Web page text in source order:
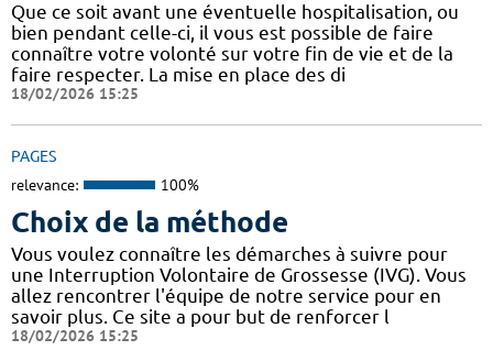
Que ce soit avant une éventuelle hospitalisation, ou
bien pendant celle-ci, il vous est possible de faire
connaître votre volonté sur votre fin de vie et de la
faire respecter. La mise en place des di
18/02/2026 15:25
PAGES
relevance: 100%
Choix de la méthode
Vous voulez connaître les démarches à suivre pour
une Interruption Volontaire de Grossesse (IVG). Vous
allez rencontrer l'équipe de notre service pour en
savoir plus. Ce site a pour but de renforcer l
18/02/2026 15:25